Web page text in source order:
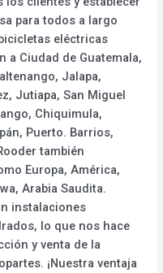
para todos a largo
eléctricas
a Ciudad de Guatemala,
Jalapa,
Jutiapa, San Miguel
Chiquimula,
Puerto. Barrios,
también
Europa, América,
Arabia Saudita.
instalaciones
lo que nos hace
y venta de la
¡Nuestra ventaja